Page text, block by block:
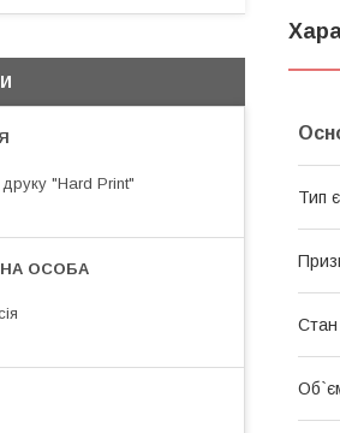
Тип
Стан
"Hard Print"